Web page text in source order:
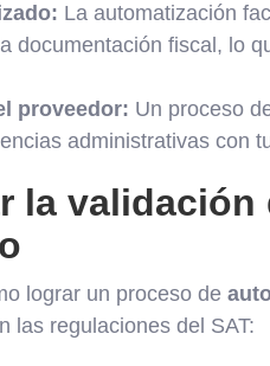
La automatización
documentación fiscal, lo
proveedor: Un proceso
administrativas con
la
lograr un proceso de
las regulaciones del SAT: